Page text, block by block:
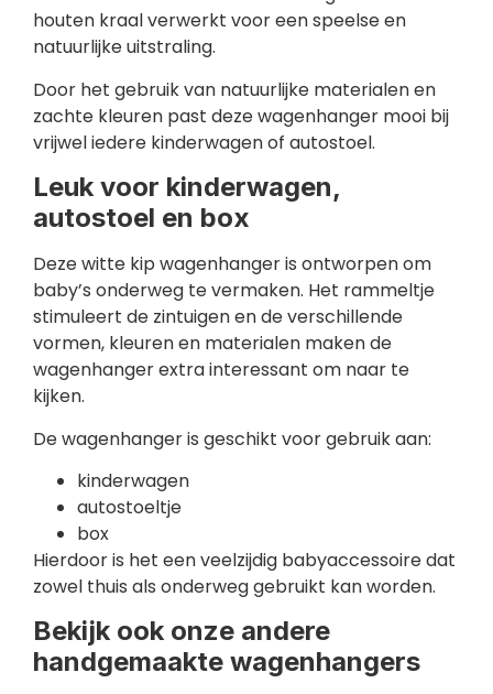
houten kraal verwerkt voor een speelse en
natuurlijke uitstraling.
Door het gebruik van natuurlijke materialen en
zachte kleuren past deze wagenhanger mooi bij
vrijwel iedere kinderwagen of autostoel.
Leuk voor kinderwagen,
autostoel en box
Deze witte kip wagenhanger is ontworpen om
baby’s onderweg te vermaken. Het rammeltje
stimuleert de zintuigen en de verschillende
vormen, kleuren en materialen maken de
wagenhanger extra interessant om naar te
kijken.
De wagenhanger is geschikt voor gebruik aan:
kinderwagen
autostoeltje
box
Hierdoor is het een veelzijdig babyaccessoire dat
zowel thuis als onderweg gebruikt kan worden.
Bekijk ook onze andere
handgemaakte wagenhangers